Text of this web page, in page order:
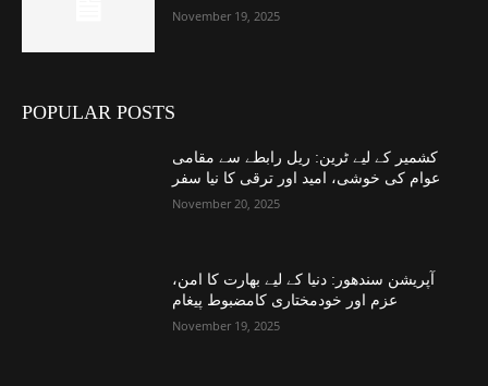
November 19, 2025
POPULAR POSTS
کشمیر کے لیے ٹرین: ریل رابطے سے مقامی
عوام کی خوشی، امید اور ترقی کا نیا سفر
November 20, 2025
آپریشن سندھور: دنیا کے لیے بھارت کا امن،
عزم اور خودمختاری کامضبوط پیغام
November 19, 2025